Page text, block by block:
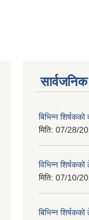
बिभिन्‍न
मिति: 07/28/
विभिन्न
मिति: 07/10/
बिभिन्‍न